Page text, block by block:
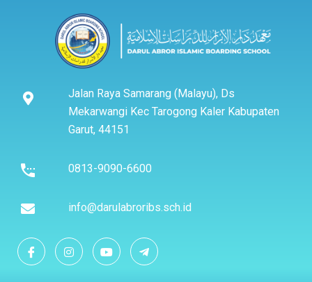
Jalan Raya Samarang (Malayu), Ds
Mekarwangi Kec Tarogong Kaler Kabupaten
Garut, 44151
0813-9090-6600
info@darulabroribs.sch.id